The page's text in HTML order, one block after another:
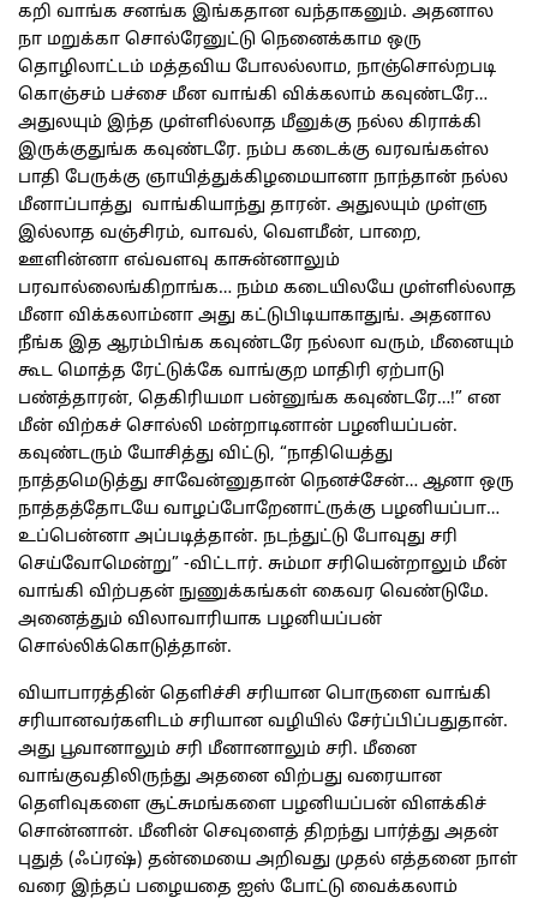
கறி வாங்க சனங்க இங்கதான வந்தாகனும். அதனால
நா மறுக்கா சொல்ரேனுட்டு நெனைக்காம ஒரு
தொழிலாட்டம் மத்தவிய போலல்லாம, நாஞ்சொல்றபடி
கொஞ்சம் பச்சை மீன வாங்கி விக்கலாம் கவுண்டரே…
அதுலயும் இந்த முள்ளில்லாத மீனுக்கு நல்ல கிராக்கி
இருக்குதுங்க கவுண்டரே. நம்ப கடைக்கு வரவங்கள்ல
பாதி பேருக்கு ஞாயித்துக்கிழமையானா நாந்தான் நல்ல
மீனாப்பாத்து வாங்கியாந்து தாரன். அதுலயும் முள்ளு
இல்லாத வஞ்சிரம், வாவல், வெளமீன், பாறை,
ஊளின்னா எவ்வளவு காசுன்னாலும்
பரவால்லைங்கிறாங்க… நம்ம கடையிலயே முள்ளில்லாத
மீனா விக்கலாம்னா அது கட்டுபிடியாகாதுங். அதனால
நீங்க இத ஆரம்பிங்க கவுண்டரே நல்லா வரும், மீனையும்
கூட மொத்த ரேட்டுக்கே வாங்குற மாதிரி ஏற்பாடு
பண்த்தாரன், தெகிரியமா பன்னுங்க கவுண்டரே…!” என
மீன் விற்கச் சொல்லி மன்றாடினான் பழனியப்பன்.
கவுண்டரும் யோசித்து விட்டு, “நாதியெத்து
நாத்தமெடுத்து சாவேன்னுதான் நெனச்சேன்… ஆனா ஒரு
நாத்தத்தோடயே வாழப்போறேனாட்ருக்கு பழனியப்பா…
உப்பென்னா அப்படித்தான். நடந்துட்டு போவுது சரி
செய்வோமென்று” -விட்டார். சும்மா சரியென்றாலும் மீன்
வாங்கி விற்பதன் நுணுக்கங்கள் கைவர வெண்டுமே.
அனைத்தும் விலாவாரியாக பழனியப்பன்
சொல்லிக்கொடுத்தான்.
வியாபாரத்தின் தெளிச்சி சரியான பொருளை வாங்கி
சரியானவர்களிடம் சரியான வழியில் சேர்ப்பிப்பதுதான்.
அது பூவானாலும் சரி மீனானாலும் சரி. மீனை
வாங்குவதிலிருந்து அதனை விற்பது வரையான
தெளிவுகளை சூட்சுமங்களை பழனியப்பன் விளக்கிச்
சொன்னான். மீனின் செவுளைத் திறந்து பார்த்து அதன்
புதுத் (ஃப்ரஷ்) தன்மையை அறிவது முதல் எத்தனை நாள்
வரை இந்தப் பழையதை ஐஸ் போட்டு வைக்கலாம்